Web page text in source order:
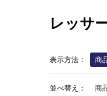
レッサ
表示方法： 商
並べ替え： 商